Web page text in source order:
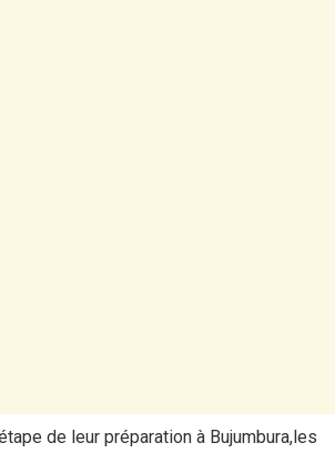
de leur préparation à Bujumbura,les